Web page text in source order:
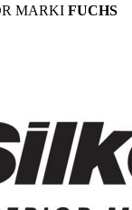
MARKI FUCHS